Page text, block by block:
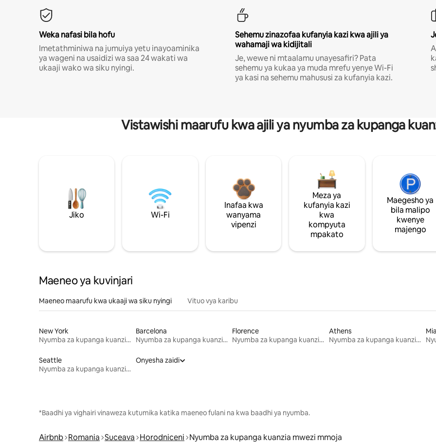
Weka nafasi bila hofu
Imetathminiwa na jumuiya yetu inayoaminika
ya wageni na usaidizi wa saa 24 wakati wa
ukaaji wako wa siku nyingi.
Sehemu zinazofaa kufanyia kazi kwa ajili ya
wahamaji wa kidijitali
Je, wewe ni mtaalamu unayesafiri? Pata
sehemu ya kukaa ya muda mrefu yenye Wi-Fi
ya kasi na sehemu mahususi za kufanyia kazi.
Vistawishi maarufu kwa ajili ya nyumba za kupanga
Jiko Wi-Fi
Inafaa kwa
wanyama
vipenzi
Meza ya
kufanyia kazi
kwa
kompyuta
mpakato
Maegesho ya
bila malipo
kwenye
majengo
Maeneo ya kuvinjari
Maeneo maarufu kwa ukaaji wa siku nyingi Vituo vya karibu
New York
Nyumba za kupanga kuanzia mwezi mmoja
Barcelona
Nyumba za kupanga kuanzia mwezi mmoja
Florence
Nyumba za kupanga kuanzia mwezi mmoja
Athens
Nyumba za kupanga kuanzia mwezi mmoja
Seattle
Nyumba za kupanga kuanzia mwezi mmoja
Onyesha zaidi
*Baadhi ya vighairi vinaweza kutumika katika maeneo fulani na kwa baadhi ya nyumba.
Airbnb Romania Suceava Horodniceni Nyumba za kupanga kuanzia mwezi mmoja